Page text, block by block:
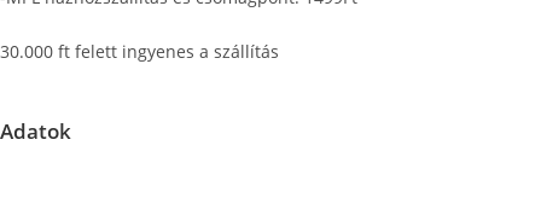
30.000 ft felett ingyenes a szállítás
Adatok